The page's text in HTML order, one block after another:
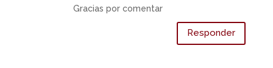
Gracias por comentar
Responder